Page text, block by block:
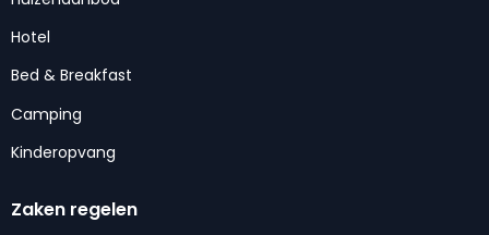
Hotel
Bed & Breakfast
Camping
Kinderopvang
Zaken regelen